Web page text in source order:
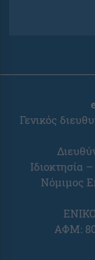
Γενικός
Ιδιοκτησία
Νόμιμος
ΑΦΜ: